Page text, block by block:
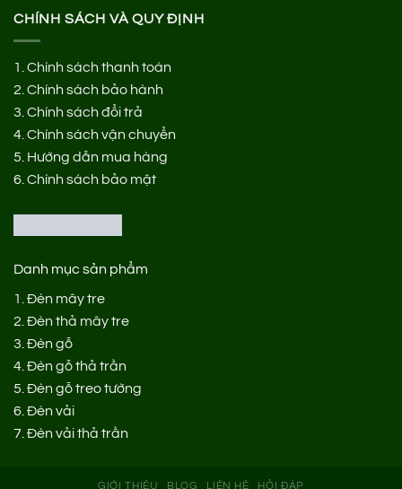
CHÍNH SÁCH VÀ QUY ĐỊNH
1. Chính sách thanh toán
2. Chính sách bảo hành
3. Chính sách đổi trả
4. Chính sách vận chuyển
5. Hướng dẫn mua hàng
6. Chính sách bảo mật
Danh mục sản phẩm
1. Đèn mây tre
2. Đèn thả mây tre
3. Đèn gỗ
4. Đèn gỗ thả trần
5. Đèn gỗ treo tường
6. Đèn vải
7. Đèn vải thả trần
GIỚI THIỆU BLOG LIÊN HỆ HỎI ĐÁP